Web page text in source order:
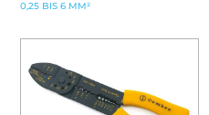
0,25 BIS 6 MM²